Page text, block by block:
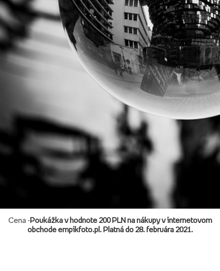
Cena -Poukážka v hodnote 200 PLN na nákupy v internetovom
obchode empikfoto.pl. Platná do 28. februára 2021.